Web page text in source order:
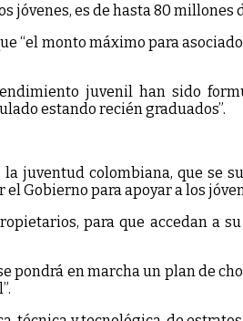
es de hasta 80 millones
“el monto máximo para
juvenil han sido
estando recién graduados”.
juventud colombiana, que se
Gobierno para apoyar a los
para que accedan a
en marcha un plan de